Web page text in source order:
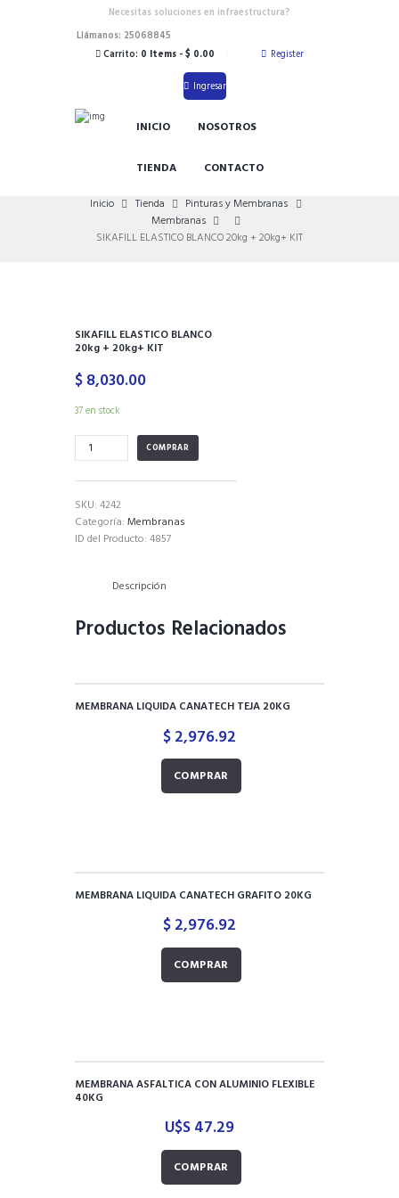
Necesitas soluciones en infraestructura?
Llámanos: 25068845
Carrito: 0 Items-$ 0.00 Register
Ingresar
INICIO NOSOTROS
TIENDA
CONTACTO
Inicio
Tienda
Pinturas y Membranas
Membranas
SIKAFILL ELASTICO BLANCO 20kg + 20kg+ KIT
SIKAFILL ELASTICO BLANCO
20kg + 20kg+ KIT
$8,030.00
37 en stock
SIKAFILL
ELASTICO
+
20kg+
KIT
COMPRAR
SKU: 4242
Categoría: Membranas
ID del Producto: 4857
Descripción
Productos Relacionados
MEMBRANA LIQUIDA CANATECH TEJA 20KG
$2,976.92
COMPRAR
MEMBRANA LIQUIDA CANATECH GRAFITO 20KG
$2,976.92
COMPRAR
MEMBRANA ASFALTICA CON ALUMINIO FLEXIBLE
40KG
U$S47.29
COMPRAR